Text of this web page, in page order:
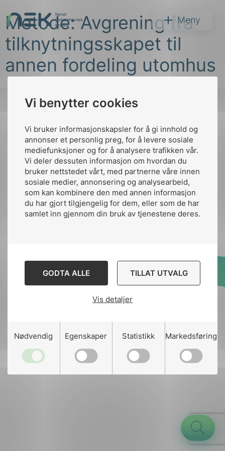
Vi benytter cookies
Vi bruker informasjonskapsler for å gi innhold og
annonser et personlig preg, for å levere sosiale
mediefunksjoner og for å analysere trafikken vår.
Vi deler dessuten informasjon om hvordan du
bruker nettstedet vårt, med partnerne våre innen
sosiale medier, annonsering og analysearbeid,
som kan kombinere den med annen informasjon
du har gjort tilgjengelig for dem, eller som de har
samlet inn gjennom din bruk av tjenestene deres.
GODTA ALLE TILLAT UTVALG
Vis detaljer
Nødvendig Egenskaper Statistikk Markedsføring
til
innhold
NEK Meny
Søk
Metode: Avgrening fra
tilknytningsskapet til
annen fordeling utomhus
Kontakt oss
Ansatte
nek@nek.no
Bruk av Cookies
Designed and developed
Til
toppen